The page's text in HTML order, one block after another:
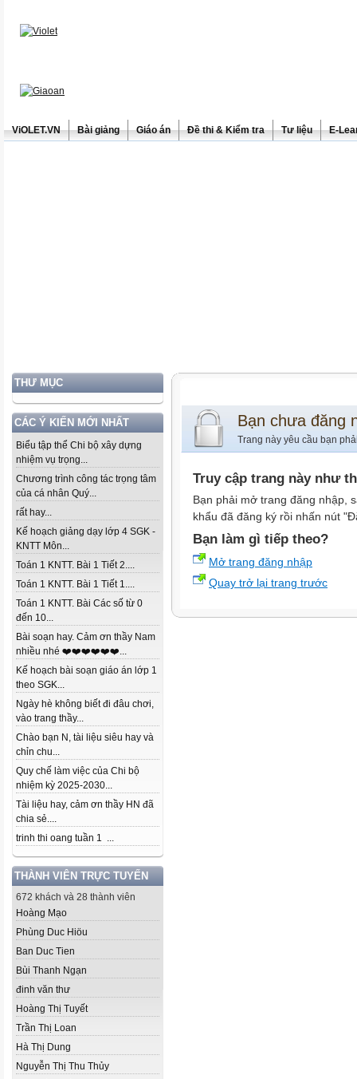
ViOLET.VN Bài giảng Giáo án Đề thi & Kiểm tra Tư liệu E-
THƯ MỤC
CÁC Ý KIẾN MỚI NHẤT
Biểu tập thể Chi bộ xây dựng
nhiệm vụ trọng...
Chương trình công tác trọng tâm
của cá nhân Quý...
rất hay...
Kế hoạch giảng dạy lớp 4 SGK -
KNTT Môn...
Toán 1 KNTT. Bài 1 Tiết 2....
Toán 1 KNTT. Bài 1 Tiết 1....
Toán 1 KNTT. Bài Các số từ 0
đến 10...
Bài soạn hay. Cảm ơn thầy Nam
nhiều nhé ❤️❤️❤️❤️❤️❤️...
Kế hoạch bài soạn giáo án lớp 1
theo SGK...
Ngày hè không biết đi đâu chơi,
vào trang thầy...
Chào bạn N, tài liệu siêu hay và
chỉn chu...
Quy chế làm việc của Chi bộ
nhiệm kỳ 2025-2030...
Tài liệu hay, cảm ơn thầy HN đã
chia sẻ....
trinh thi oang tuần 1 ...
THÀNH VIÊN TRỰC TUYẾN
672 khách và 28 thành viên
Hoàng Mạo
Phùng Duc Hiöu
Ban Duc Tien
Bùi Thanh Ngạn
đinh văn thư
Hoàng Thị Tuyết
Trần Thị Loan
Hà Thị Dung
Nguyễn Thị Thu Thủy
Bạn chưa đăng
Trang này yêu cầu bạn
Truy cập trang này như
Bạn phải mở trang đăng nhập,
khẩu đã đăng ký rồi nhấn nút
Bạn làm gì tiếp theo?
Mở trang đăng nhập
Quay trở lại trang trước